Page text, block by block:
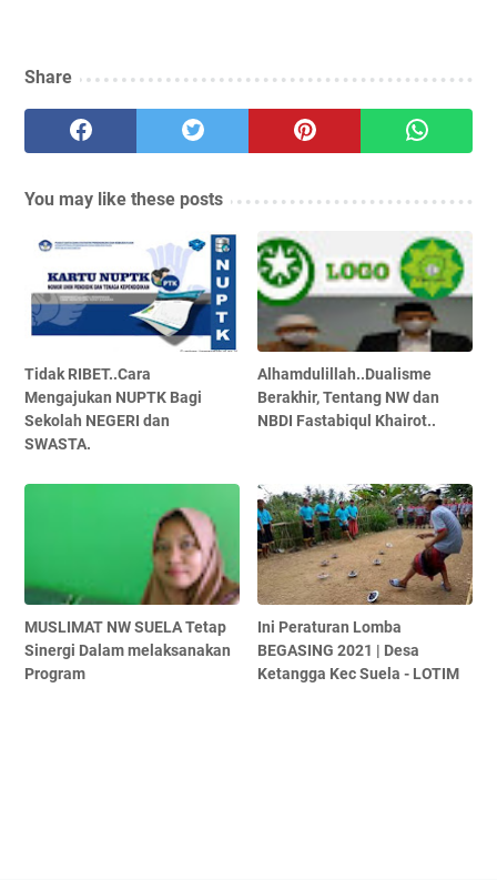
Share
You may like these posts
Tidak RIBET..Cara
Mengajukan NUPTK Bagi
Sekolah NEGERI dan
SWASTA.
Alhamdulillah..Dualisme
Berakhir, Tentang NW dan
NBDI Fastabiqul Khairot..
MUSLIMAT NW SUELA Tetap
Sinergi Dalam melaksanakan
Program
Ini Peraturan Lomba
BEGASING 2021 | Desa
Ketangga Kec Suela - LOTIM